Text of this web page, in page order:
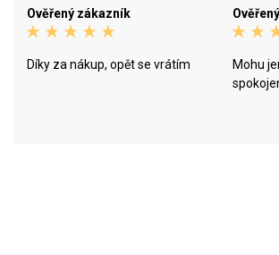
Ověřený zákazník
Díky za nákup, opět se vrátím
Mohu